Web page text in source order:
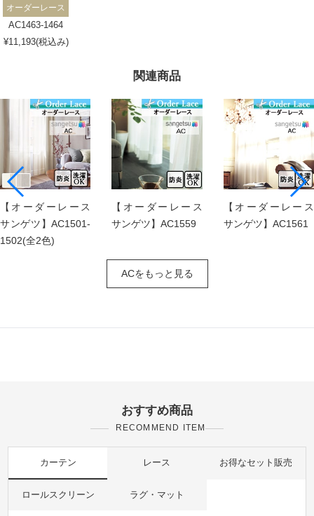
関連商品
【オーダーレース
サンゲツ】AC1501-
1502(全2色)
【オーダーレース
サンゲツ】AC1559
【オーダーレース
サンゲツ】AC1561
ACをもっと見る
オーダーレース
AC1463-1464
¥11,193(税込み)
おすすめ商品
RECOMMEND ITEM
カーテン レース お得なセット販売
ロールスクリーン ラグ・マット